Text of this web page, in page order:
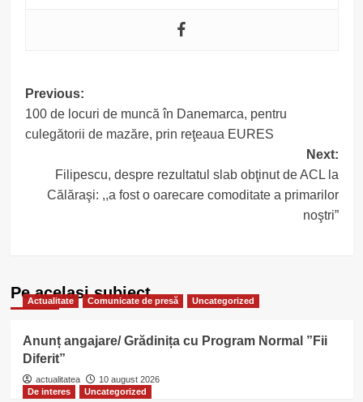
Post
navigation
Previous:
100 de locuri de muncă în Danemarca, pentru
culegătorii de mazăre, prin reţeaua EURES
Next:
Filipescu, despre rezultatul slab obţinut de ACL la
Călăraşi: ,,a fost o oarecare comoditate a primarilor
noştri”
Pe acelasi subiect
Actualitate Comunicate de presă Uncategorized
Anunț angajare/ Grădinița cu Program Normal ”Fii
Diferit”
actualitatea
10 august 2026
De interes
Uncategorized